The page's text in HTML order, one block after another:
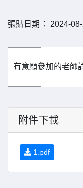
張貼日期： 2024-
有意願參加的老師
附件下載
1.pdf